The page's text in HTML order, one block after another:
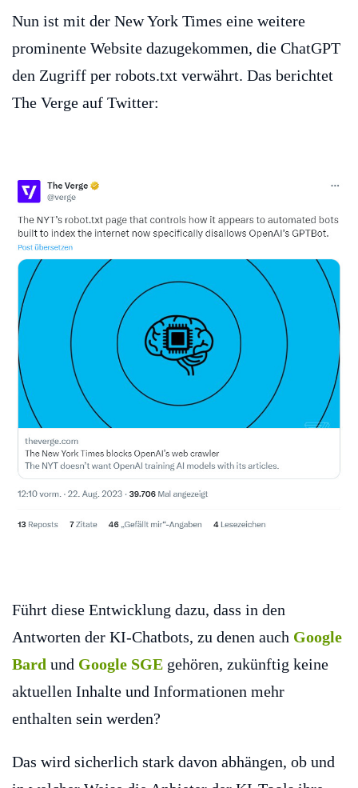
Nun ist mit der New York Times eine weitere
prominente Website dazugekommen, die ChatGPT
den Zugriff per robots.txt verwährt. Das berichtet
The Verge auf Twitter:
Führt diese Entwicklung dazu, dass in den
Antworten der KI-Chatbots, zu denen auch Google
Bard und Google SGE gehören, zukünftig keine
aktuellen Inhalte und Informationen mehr
enthalten sein werden?
Das wird sicherlich stark davon abhängen, ob und